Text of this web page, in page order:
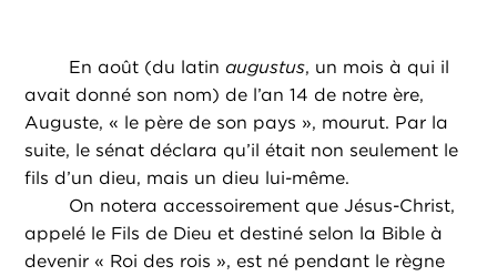
En août (du latinaugustus, un mois à qui il
avait donné son nom) de l’an 14 de notre ère,
Auguste, « le père de son pays », mourut. Par la
suite, le sénat déclara qu’il était non seulement le
fils d’un dieu, mais un dieu lui-même.
On notera accessoirement que Jésus-Christ,
appelé le Fils de Dieu et destiné selon la Bible à
devenir « Roi des rois », est né pendant le règne